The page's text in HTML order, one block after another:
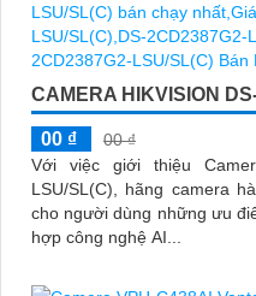
CAMERA HIKVISION
00 ₫
00 ₫
Với việc giới thiệu
LSU/SL(C), hãng camera
cho người dùng những ưu điểm đáng
hợp công nghệ AI...